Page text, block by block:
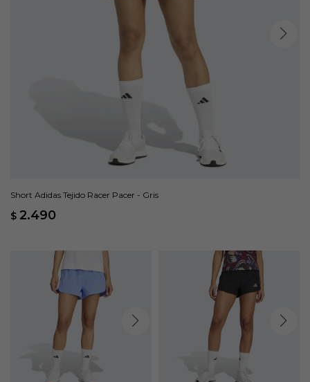
Short Adidas Tejido Racer Pacer - Gris
$ 2.490